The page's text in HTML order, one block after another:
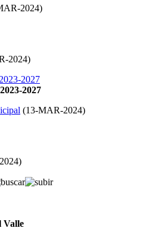
2024)
2024)
2027
(13-MAR-2024)
)
Valle